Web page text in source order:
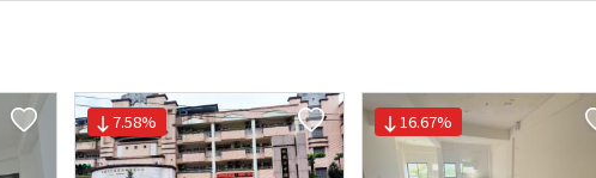
7.58% 16.67%